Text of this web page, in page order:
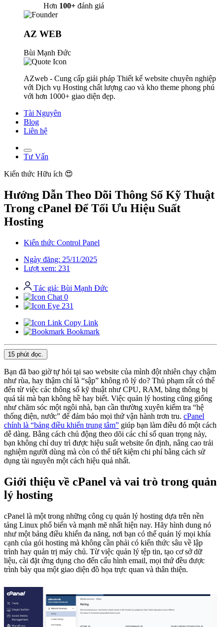
Hơn 100+ đánh giá
AZ WEB
Bùi Mạnh Đức
AZweb - Cung cấp giải pháp Thiết kế website chuyên nghiệp
với Dịch vụ Hosting chất lượng cao và kho theme phong phú
với hơn 1000+ giao diện đẹp.
Tài Nguyên
Blog
Liên hệ
Tư Vấn
Kiến thức Hữu ích 😍
Hướng Dẫn Theo Dõi Thông Số Kỹ Thuật
Trong cPanel Để Tối Ưu Hiệu Suất
Hosting
Kiến thức Control Panel
Ngày đăng: 25/11/2025
Lượt xem: 231
Tác giả: Bùi Mạnh Đức
0
231
Copy Link
Bookmark
15 phút đọc.
Bạn đã bao giờ tự hỏi tại sao website của mình đột nhiên chạy chậm
như rùa, hay thậm chí là “sập” không rõ lý do? Thủ phạm rất có thể
đến từ việc các thông số kỹ thuật như CPU, RAM, băng thông bị
quá tải mà bạn không hề hay biết. Việc quản lý hosting cũng giống
như chăm sóc một ngôi nhà, bạn cần thường xuyên kiểm tra “hệ
thống điện, nước” để đảm bảo mọi thứ vận hành trơn tru. cPanel
chính là “bảng điều khiển trung tâm” giúp bạn làm điều đó một cách
dễ dàng. Bằng cách chủ động theo dõi các chỉ số quan trọng này,
bạn không chỉ duy trì được hiệu suất website ổn định, nâng cao trải
nghiệm người dùng mà còn có thể tiết kiệm chi phí bằng cách sử
dụng tài nguyên một cách hiệu quả nhất.
Giới thiệu về cPanel và vai trò trong quản
lý hosting
cPanel là một trong những công cụ quản lý hosting dựa trên nền
tảng Linux phổ biến và mạnh mẽ nhất hiện nay. Hãy hình dung nó
như một bảng điều khiển đa năng, nơi bạn có thể quản lý mọi khía
cạnh của gói hosting mà không cần phải có kiến thức sâu về lập
trình hay quản trị máy chủ. Từ việc quản lý tệp tin, tạo cơ sở dữ
liệu, cài đặt ứng dụng cho đến cấu hình email, mọi thứ đều được
trình bày qua một giao diện đồ họa trực quan và thân thiện.